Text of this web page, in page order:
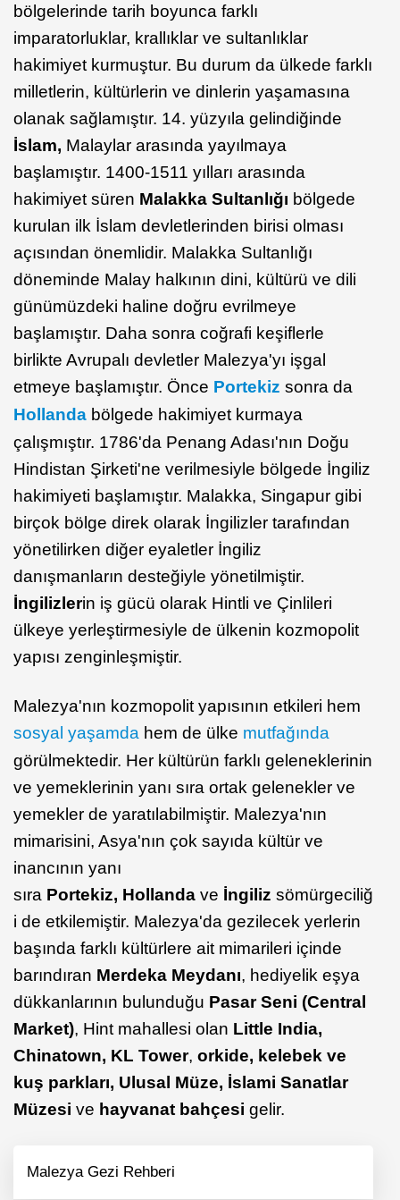
bölgelerinde tarih boyunca farklı
imparatorluklar, krallıklar ve sultanlıklar
hakimiyet kurmuştur. Bu durum da ülkede farklı
milletlerin, kültürlerin ve dinlerin yaşamasına
olanak sağlamıştır. 14. yüzyıla gelindiğinde
İslam, Malaylar arasında yayılmaya
başlamıştır. 1400-1511 yılları arasında
hakimiyet süren Malakka Sultanlığı bölgede
kurulan ilk İslam devletlerinden birisi olması
açısından önemlidir. Malakka Sultanlığı
döneminde Malay halkının dini, kültürü ve dili
günümüzdeki haline doğru evrilmeye
başlamıştır. Daha sonra coğrafi keşiflerle
birlikte Avrupalı devletler Malezya'yı işgal
etmeye başlamıştır. Önce Portekiz sonra da
Hollanda bölgede hakimiyet kurmaya
çalışmıştır. 1786'da Penang Adası'nın Doğu
Hindistan Şirketi'ne verilmesiyle bölgede İngiliz
hakimiyeti başlamıştır. Malakka, Singapur gibi
birçok bölge direk olarak İngilizler tarafından
yönetilirken diğer eyaletler İngiliz
danışmanların desteğiyle yönetilmiştir.
İngilizlerin iş gücü olarak Hintli ve Çinlileri
ülkeye yerleştirmesiyle de ülkenin kozmopolit
yapısı zenginleşmiştir.
Malezya'nın kozmopolit yapısının etkileri hem
sosyal yaşamda hem de ülke mutfağında
görülmektedir. Her kültürün farklı geleneklerinin
ve yemeklerinin yanı sıra ortak gelenekler ve
yemekler de yaratılabilmiştir. Malezya'nın
mimarisini, Asya'nın çok sayıda kültür ve
inancının yanı
sıra Portekiz, Hollanda ve İngiliz sömürgeciliğ
i de etkilemiştir. Malezya'da gezilecek yerlerin
başında farklı kültürlere ait mimarileri içinde
barındıran Merdeka Meydanı, hediyelik eşya
dükkanlarının bulunduğu Pasar Seni (Central
Market), Hint mahallesi olan Little India,
Chinatown, KL Tower, orkide, kelebek ve
kuş parkları, Ulusal Müze, İslami Sanatlar
Müzesi ve hayvanat bahçesi gelir.
Malezya Gezi Rehberi